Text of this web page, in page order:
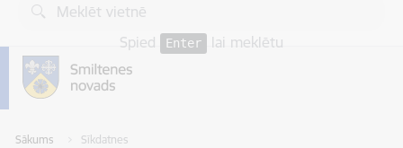
Pāriet uz lapas saturu
Spied
Enter lai meklētu
Sākums Sīkdatnes